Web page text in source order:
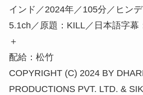
インド／2024年／105分／ヒン
5.1ch／原題：KILL／日本語字幕
＋
配給：松竹
COPYRIGHT (C) 2024 BY
PRODUCTIONS PVT. LTD. &